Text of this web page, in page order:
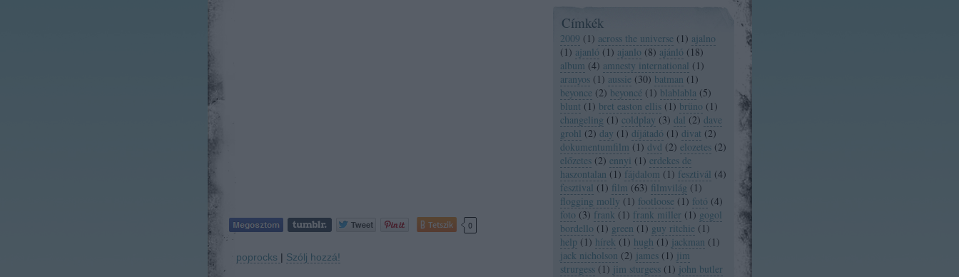
Tetszik 0
poprocks | Szólj hozzá!
Címkék
2009 ( 1 ) across the universe ( 1 ) ajalno
( 1 ) ajanló ( 1 ) ajanlo (8) ajánló ( 18)
album (4) amnesty international ( 1 )
aranyos ( 1 ) aussie (30) batman ( 1 )
beyonce (2) beyoncé ( 1 ) blablabla (5)
blunt ( 1 ) bret easton ellis ( 1 ) brüno ( 1 )
changeling ( 1 ) coldplay (3) dal (2) dave
grohl (2) day ( 1 ) díjátadó ( 1 ) divat (2)
dokumentumfilm ( 1 ) dvd (2) elozetes (2)
előzetes (2) ennyi ( 1 ) erdekes de
haszontalan ( 1 ) fájdalom ( 1 ) fesztivál (4)
fesztival ( 1 ) film (63) filmvilág ( 1 )
flogging molly ( 1 ) footloose ( 1 ) fotó (4)
foto (3) frank ( 1 ) frank miller ( 1 ) gogol
bordello ( 1 ) green ( 1 ) guy ritchie ( 1 )
help ( 1 ) hírek ( 1 ) hugh ( 1 ) jackman ( 1 )
jack nicholson (2) james ( 1 ) jim
strurgess ( 1 ) jim sturgess ( 1 ) john butler